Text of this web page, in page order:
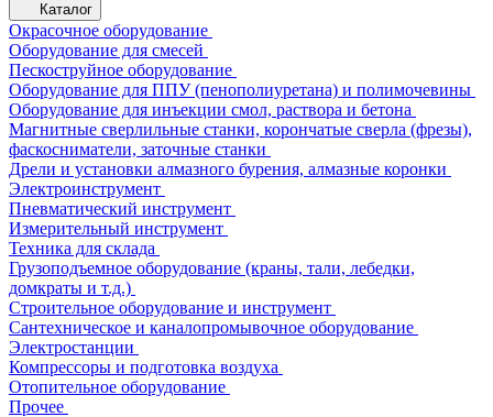
Каталог
Окрасочное оборудование
Оборудование для смесей
Пескоструйное оборудование
Оборудование для ППУ (пенополиуретана) и полимочевины
Оборудование для инъекции смол, раствора и бетона
Магнитные сверлильные станки, корончатые сверла (фрезы),
фаскосниматели, заточные станки
Дрели и установки алмазного бурения, алмазные коронки
Электроинструмент
Пневматический инструмент
Измерительный инструмент
Техника для склада
Грузоподъемное оборудование (краны, тали, лебедки,
домкраты и т.д.)
Строительное оборудование и инструмент
Сантехническое и каналопромывочное оборудование
Электростанции
Компрессоры и подготовка воздуха
Отопительное оборудование
Прочее